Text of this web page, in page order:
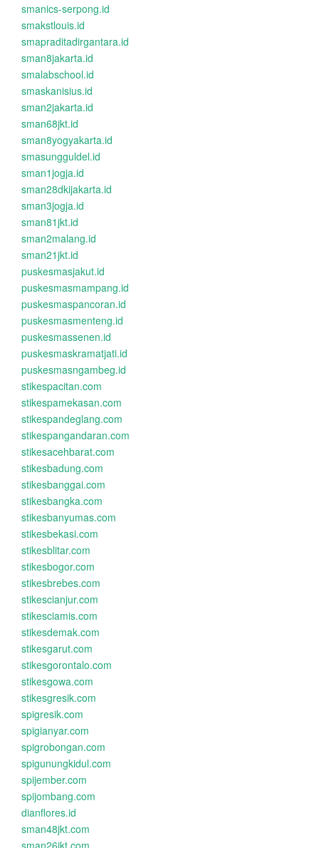
smanics-serpong.id
smakstlouis.id
smapraditadirgantara.id
sman8jakarta.id
smalabschool.id
smaskanisius.id
sman2jakarta.id
sman68jkt.id
sman8yogyakarta.id
smasungguldel.id
sman1jogja.id
sman28dkijakarta.id
sman3jogja.id
sman81jkt.id
sman2malang.id
sman21jkt.id
puskesmasjakut.id
puskesmasmampang.id
puskesmaspancoran.id
puskesmasmenteng.id
puskesmassenen.id
puskesmaskramatjati.id
puskesmasngambeg.id
stikespacitan.com
stikespamekasan.com
stikespandeglang.com
stikespangandaran.com
stikesacehbarat.com
stikesbadung.com
stikesbanggai.com
stikesbangka.com
stikesbanyumas.com
stikesbekasi.com
stikesblitar.com
stikesbogor.com
stikesbrebes.com
stikescianjur.com
stikesciamis.com
stikesdemak.com
stikesgarut.com
stikesgorontalo.com
stikesgowa.com
stikesgresik.com
spigresik.com
spigianyar.com
spigrobongan.com
spigunungkidul.com
spijember.com
spijombang.com
dianflores.id
sman48jkt.com
sman26jkt.com